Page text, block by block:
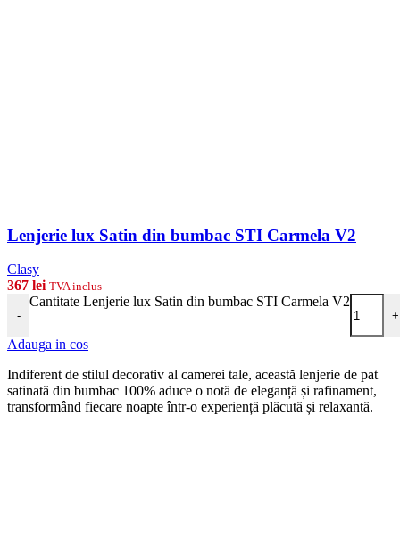
Lenjerie lux Satin din bumbac STI Carmela V2
Clasy
367 lei TVA inclus
-
Cantitate Lenjerie lux Satin din bumbac STI Carmela V2
+
Adauga in cos
Indiferent de stilul decorativ al camerei tale, această lenjerie de pat
satinată din bumbac 100% aduce o notă de eleganță și rafinament,
transformând fiecare noapte într-o experiență plăcută și relaxantă.